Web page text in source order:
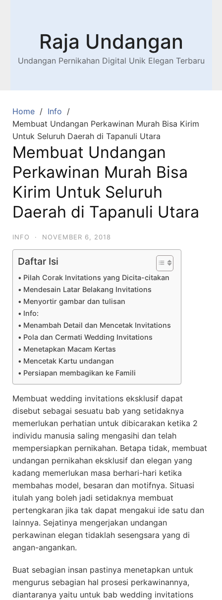
Raja Undangan
Undangan Pernikahan Digital Unik Elegan Terbaru
Home
Info
Membuat Undangan Perkawinan Murah Bisa Kirim
Untuk Seluruh Daerah di Tapanuli Utara
Membuat Undangan
Perkawinan Murah Bisa
Kirim Untuk Seluruh
Daerah di Tapanuli Utara
INFO · NOVEMBER 6, 2018
Daftar Isi
Pilah Corak Invitations yang Dicita-citakan
Mendesain Latar Belakang Invitations
Menyortir gambar dan tulisan
Info:
Menambah Detail dan Mencetak Invitations
Pola dan Cermati Wedding Invitations
Menetapkan Macam Kertas
Mencetak Kartu undangan
Persiapan membagikan ke Famili
Membuat wedding invitations eksklusif dapat
disebut sebagai sesuatu bab yang setidaknya
memerlukan perhatian untuk dibicarakan ketika 2
individu manusia saling mengasihi dan telah
mempersiapkan pernikahan. Betapa tidak, membuat
undangan pernikahan eksklusif dan elegan yang
kadang memerlukan masa berhari-hari ketika
membahas model, besaran dan motifnya. Situasi
itulah yang boleh jadi setidaknya membuat
pertengkaran jika tak dapat mengakui ide satu dan
lainnya. Sejatinya mengerjakan undangan
perkawinan elegan tidaklah sesengsara yang di
angan-angankan.
Buat sebagian insan pastinya menetapkan untuk
mengurus sebagian hal prosesi perkawinannya,
diantaranya yaitu untuk bab wedding invitations